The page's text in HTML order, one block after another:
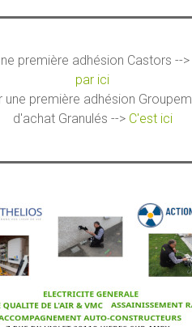
première adhésion Castors -->
par ici
une première adhésion
d'achat Granulés --> C'est ici